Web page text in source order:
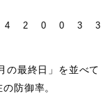
4 2 0 0 3 3
の最終日」を並べて
防御率。